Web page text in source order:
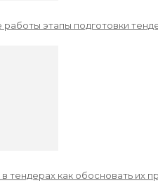
этапы подготовки
тендерах как обосновать их